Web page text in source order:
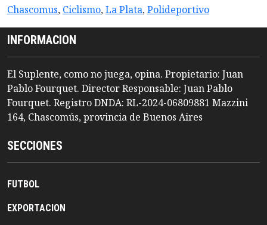
Chascomus, Ciclismo,La Plata,Polideportivo
INFORMACION
El Suplente, como no juega, opina. Propietario: Juan
Pablo Fourquet. Director Responsable: Juan Pablo
Fourquet. Registro DNDA: RL-2024-06809881 Mazzini
164, Chascomús, provincia de Buenos Aires
SECCIONES
FUTBOL
EXPORTACION